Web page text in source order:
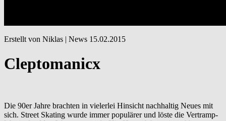
Erstellt von Niklas | News 15.02.2015
Cleptomanicx
Die 90er Jahre brachten in vielerlei Hinsicht nachhaltig Neues mit
sich. Street Skating wurde immer populärer und löste die Vertramp-